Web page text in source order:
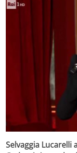
Selvaggia Lucarelli